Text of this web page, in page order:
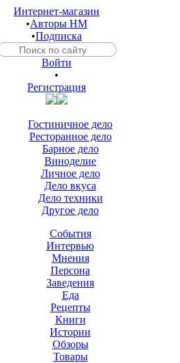
Интернет-магазин
•Авторы HM
•Подписка
Войти
•
Регистрация
Гостиничное дело
Ресторанное дело
Барное дело
Виноделие
Личное дело
Дело вкуса
Дело техники
Другое дело
События
Интервью
Мнения
Персона
Заведения
Еда
Рецепты
Книги
Истории
Обзоры
Товары